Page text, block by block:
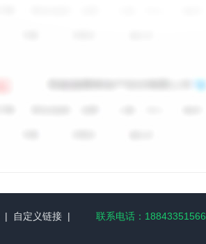
| 自定义链接 |
联系电话：18843351566